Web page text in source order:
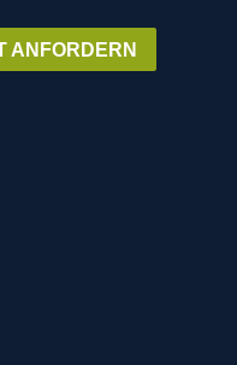
ANFORDERN